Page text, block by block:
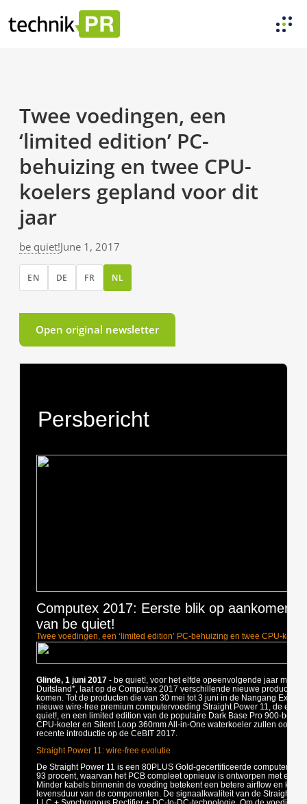
Twee voedingen, een
‘limited edition’ PC-
behuizing en twee CPU-
koelers gepland voor dit
jaar
be quiet!June 1, 2017
EN DE FR NL
Open original newsletter